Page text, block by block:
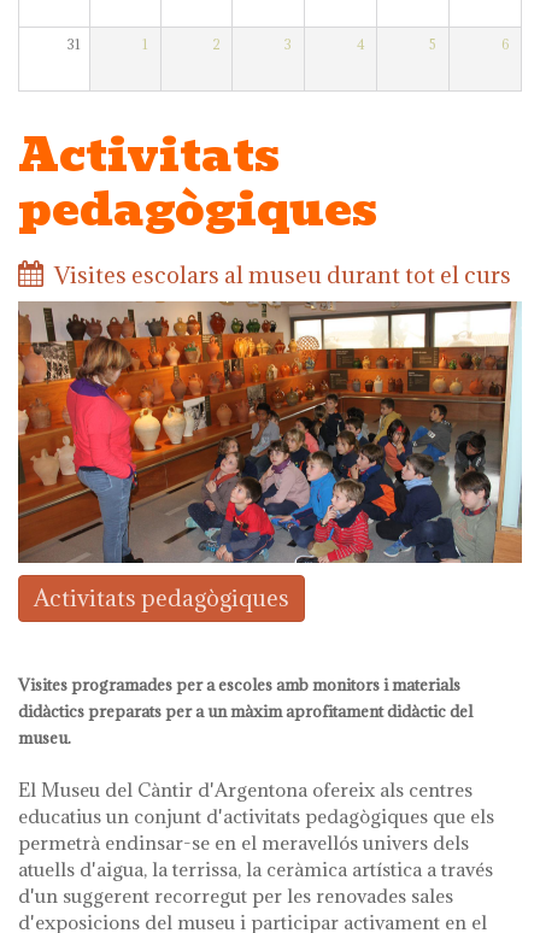
31 1 2 3 4 5 6
Activitats
pedagògiques
Visites escolars al museu durant tot el curs
Activitats pedagògiques
Visites programades per a escoles amb monitors i materials
didàctics preparats per a un màxim aprofitament didàctic del
museu.
El Museu del Càntir d'Argentona ofereix als centres
educatius un conjunt d'activitats pedagògiques que els
permetrà endinsar-se en el meravellós univers dels
atuells d'aigua, la terrissa, la ceràmica artística a través
d'un suggerent recorregut per les renovades sales
d'exposicions del museu i participar activament en el